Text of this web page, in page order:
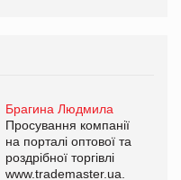
Брагина Людмила
Просування компанії
на порталі оптової та
роздрібної торгівлі
www.trademaster.ua.